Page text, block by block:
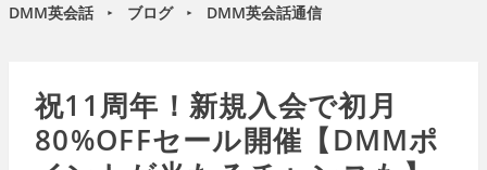
DMM英会話 ► ブログ ► DMM英会話通信
祝11周年！新規入会で初月
80%OFFセール開催【DMMポ